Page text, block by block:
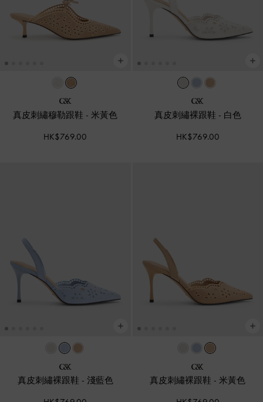
真皮刺繡穆勒跟鞋 -米黃色
HK$769.00
真皮刺繡裸跟鞋 - 白色
HK$769.00
真皮刺繡裸跟鞋 - 淺藍色 真皮刺繡裸跟鞋 -米黃色